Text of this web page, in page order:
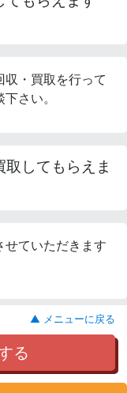
収・買取を行って
さい。
してもらえま
せていただきます
▲ メニューに戻る
る